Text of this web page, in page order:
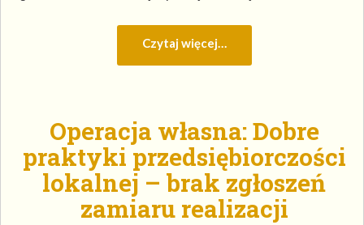
Czytaj więcej…
Operacja własna: Dobre
praktyki przedsiębiorczości
lokalnej – brak zgłoszeń
zamiaru realizacji